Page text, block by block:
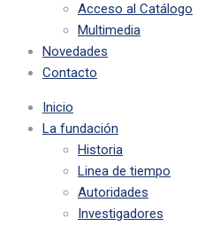
Acceso al Catálogo
Multimedia
Novedades
Contacto
Inicio
La fundación
Historia
Linea de tiempo
Autoridades
Investigadores